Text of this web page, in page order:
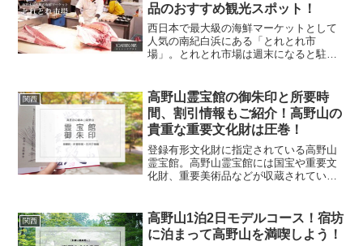
品のおすすめ観光スポット！
西日本で最大級の海鮮マーケットとして
人気の南紀白浜にある「とれとれ市
場」。とれとれ市場は週末になると駐車
鮮な海鮮物が買えるし、白浜のお土産も
買えるし、フードコートもバー...
関西
高野山霊宝館の御朱印と所要時
間、割引情報もご紹介！高野山の
貴重な重要文化財は圧巻！
登録有形文化財に指定されている高野山
霊宝館。高野山霊宝館には国宝や重要文
化財、重要美術品などが収蔵されていて
も頂けるんですよ！文化財を収蔵してい
る博物館で御朱印がいただ...
関西
高野山1泊2日モデルコース！宿坊
に泊まって高野山を満喫しよう！